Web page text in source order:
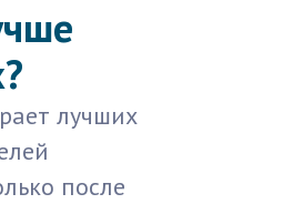
лучших
после